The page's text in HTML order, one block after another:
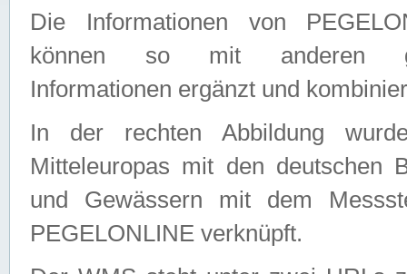
Die Informationen von
können so mit anderen
Informationen ergänzt und
In der rechten Abbildung
Mitteleuropas mit den deutschen
und Gewässern mit dem
PEGELONLINE verknüpft.